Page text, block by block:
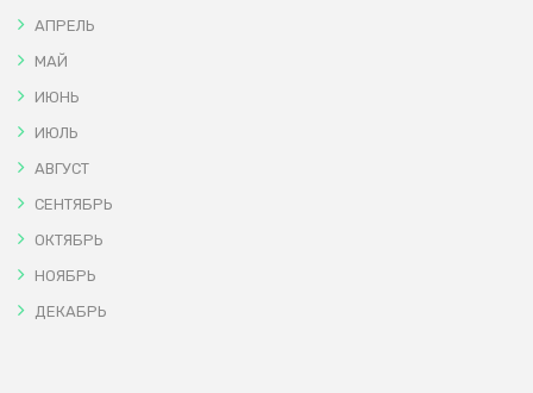
АПРЕЛЬ
МАЙ
ИЮНЬ
ИЮЛЬ
АВГУСТ
СЕНТЯБРЬ
ОКТЯБРЬ
НОЯБРЬ
ДЕКАБРЬ